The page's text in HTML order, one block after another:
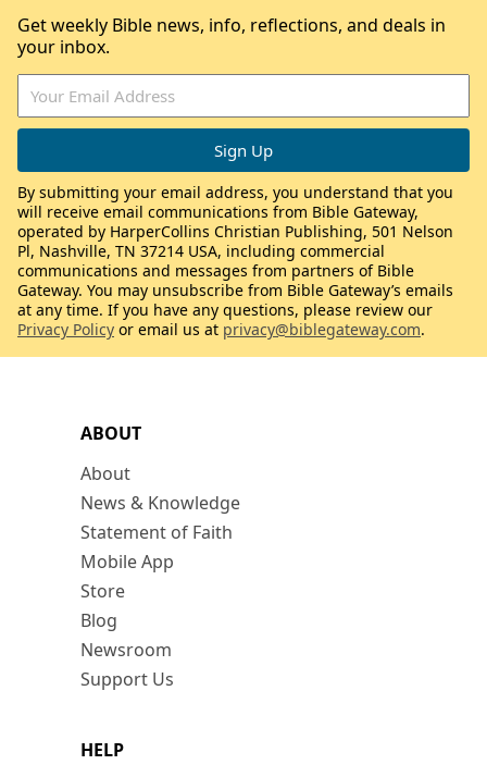
ABOUT
About
News & Knowledge
Statement of Faith
Mobile App
Store
Blog
Newsroom
Support Us
HELP
Get weekly Bible news, info, reflections, and deals in
your inbox.
By submitting your email address, you understand that you
will receive email communications from Bible Gateway,
operated by HarperCollins Christian Publishing, 501 Nelson
Pl, Nashville, TN 37214 USA, including commercial
communications and messages from partners of Bible
Gateway. You may unsubscribe from Bible Gateway’s emails
at any time. If you have any questions, please review our
Privacy Policy or email us at privacy@biblegateway.com.